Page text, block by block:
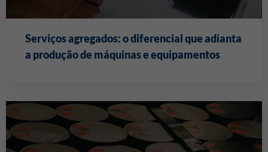
Serviços agregados: o diferencial que adianta
a produção de máquinas e equipamentos